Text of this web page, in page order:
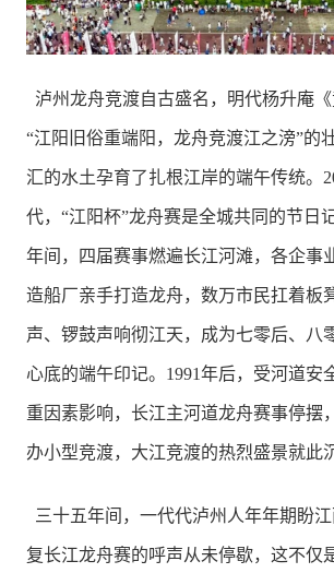
泸州龙舟竞渡自古盛名，明代杨升庵
“江阳旧俗重端阳，龙舟竞渡江之滂”的
汇的水土孕育了扎根江岸的端午传统。
代，“江阳杯”龙舟赛是全城共同的节日
年间，四届赛事燃遍长江河滩，各企事
造船厂亲手打造龙舟，数万市民扛着板
声、锣鼓声响彻江天，成为七零后、八
心底的端午印记。1991年后，受河道安
重因素影响，长江主河道龙舟赛事停摆
办小型竞渡，大江竞渡的热烈盛景就此
三十五年间，一代代泸州人年年期盼
复长江龙舟赛的呼声从未停歇，这不仅